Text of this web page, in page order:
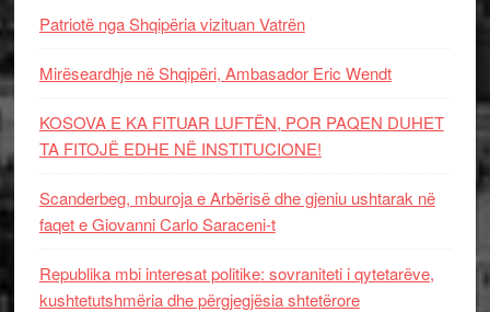
Patriotë nga Shqipëria vizituan Vatrën
Mirëseardhje në Shqipëri, Ambasador Eric Wendt
KOSOVA E KA FITUAR LUFTËN, POR PAQEN DUHET
TA FITOJË EDHE NË INSTITUCIONE!
Scanderbeg, mburoja e Arbërisë dhe gjeniu ushtarak në
faqet e Giovanni Carlo Saraceni-t
Republika mbi interesat politike: sovraniteti i qytetarëve,
kushtetutshmëria dhe përgjegjësia shtetërore